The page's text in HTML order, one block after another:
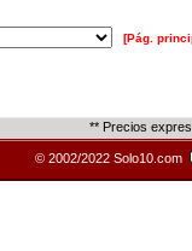
[Pág.
** Precios
© 2002/2022 Solo10.com